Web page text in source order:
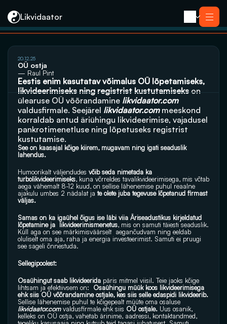
Likvidaator
Teenused
Likvideerimine koos müügiga
Likvideerimine
Saneerimine
Pankrotimenetlus
E-residendi ettevõtte sulgemine
Kontakt
20.12.25
OÜ ostja
— Raul Pint
Eestis enim kasutatav võimalus OÜ lõpetamiseks,
likvideerimiseks ning registrist kustutamiseks on
ülearuse OÜ võõrandamine likvidaator.com
valdusfirmale. Seejärel likvidaator.com meeskond
korraldab antud äriühingu likvideerimise, vajadusel
pankrotimenetluse ning lõpetuseks registrist
kustutamise.
See on kaasajal kõige kiirem, mugavam ning igati seaduslik
lahendus.
Humoorikalt väljendudes võib seda nimetada ka
turbolikvideerimiseks, kuna võrreldes tavalikvideerimisega, mis võtab
aega vähemalt 8-12 kuud, on sellise lähenemise puhul reaalne
ajakulu umbes 2 nädalat ja te olete juba tegevuse lõpetanud firmast
väljas.
Samas on ka igaühel õigus ise läbi viia Äriseadustikus kirjeldatud
lõpetamine ja  likvideerimismenetus, mis on samuti täiesti seaduslik.
Küll aga on see märkimisväärselt  aeganõudvam ning eeldab
oluliselt oma aja, raha ja energia investeerimist. Samuti ei pruugi
see sageli õnnestuda.
Sellegipoolest:
Osaühingut saab likvideerida päris mitmel viisil. Teie jaoks kõige
lihtsam ja efektiivsem on: Osaühingu müük koos likvideerimisega
ehk siis OÜ võõrandamine ostjale, kes siis selle edaspidi likvideerib.
Sellise lähenemise puhul te kõigepealt müüte oma osaluse
likvidaator.com valdusfirmale ehk siis OÜ ostjale. Uus osanik,
kelleks on OÜ ostja, vahetab ärinime, aadressi, kontaktandmed,